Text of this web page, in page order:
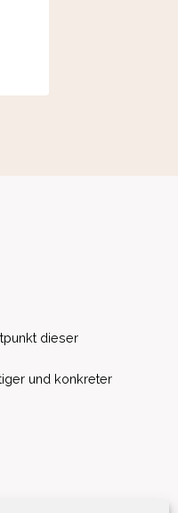
dieser
und konkreter